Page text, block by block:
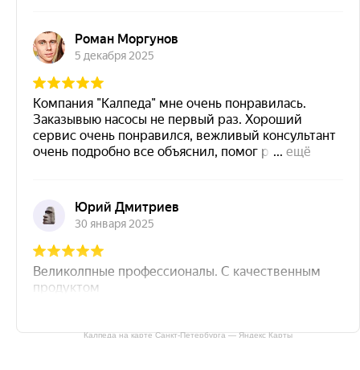
Калпеда на карте Санкт‑Петербурга — Яндекс Карты